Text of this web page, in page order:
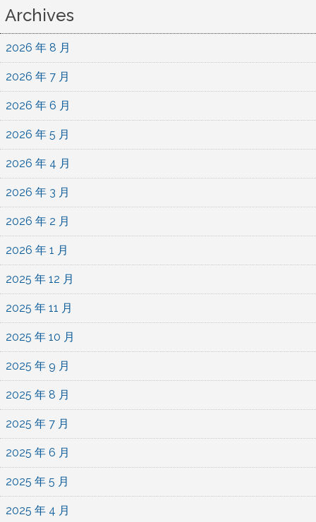
Archives
2026 年 8 月
2026 年 7 月
2026 年 6 月
2026 年 5 月
2026 年 4 月
2026 年 3 月
2026 年 2 月
2026 年 1 月
2025 年 12 月
2025 年 11 月
2025 年 10 月
2025 年 9 月
2025 年 8 月
2025 年 7 月
2025 年 6 月
2025 年 5 月
2025 年 4 月